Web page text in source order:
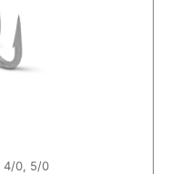
4/0, 5/0